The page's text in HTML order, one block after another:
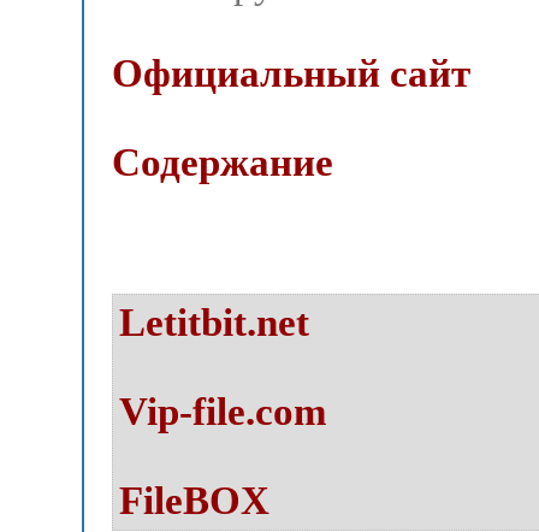
Официальный сайт
Содержание
Letitbit.net
Vip-file.com
FileBOX